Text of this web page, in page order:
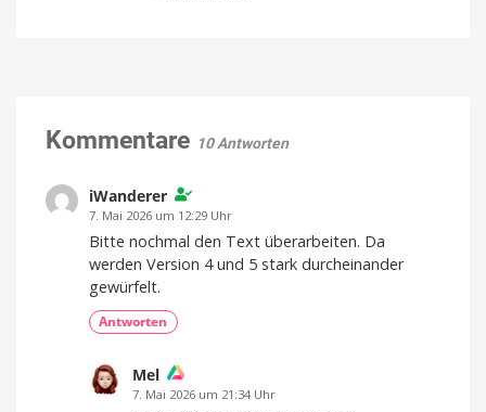
VPU-
Design
Preis
frische
Kommentare 10 Antworten
iWanderer
7. Mai 2026 um 12:29 Uhr
Bitte nochmal den Text überarbeiten. Da
werden Version 4 und 5 stark durcheinander
gewürfelt.
Antworten
Mel
7. Mai 2026 um 21:34 Uhr